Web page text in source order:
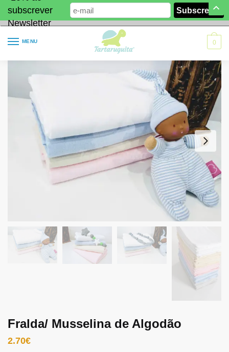
subscrever
Newsletter
MENU 0
Fralda/ Musselina de Algodão
2.70€